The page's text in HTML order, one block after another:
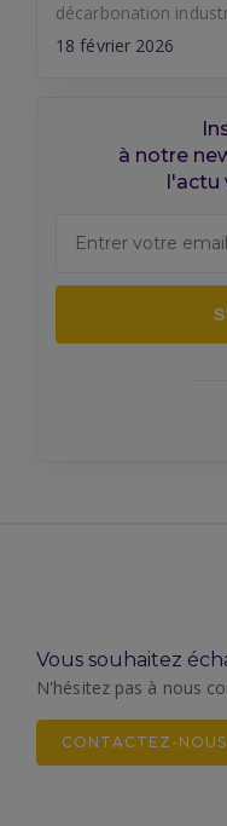
décarbonation
18 février 2026
à notre
l'actu
Vous souhaitez
N'hésitez pas à nous
CONTACTEZ-NOUS